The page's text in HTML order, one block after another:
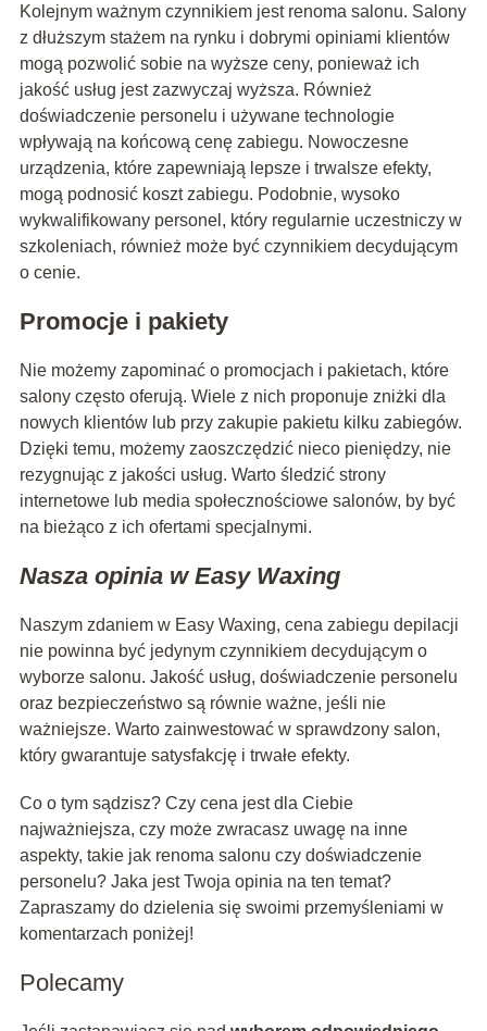
Kolejnym ważnym czynnikiem jest renoma salonu. Salony
z dłuższym stażem na rynku i dobrymi opiniami klientów
mogą pozwolić sobie na wyższe ceny, ponieważ ich
jakość usług jest zazwyczaj wyższa. Również
doświadczenie personelu i używane technologie
wpływają na końcową cenę zabiegu. Nowoczesne
urządzenia, które zapewniają lepsze i trwalsze efekty,
mogą podnosić koszt zabiegu. Podobnie, wysoko
wykwalifikowany personel, który regularnie uczestniczy w
szkoleniach, również może być czynnikiem decydującym
o cenie.
Promocje i pakiety
Nie możemy zapominać o promocjach i pakietach, które
salony często oferują. Wiele z nich proponuje zniżki dla
nowych klientów lub przy zakupie pakietu kilku zabiegów.
Dzięki temu, możemy zaoszczędzić nieco pieniędzy, nie
rezygnując z jakości usług. Warto śledzić strony
internetowe lub media społecznościowe salonów, by być
na bieżąco z ich ofertami specjalnymi.
Nasza opinia w Easy Waxing
Naszym zdaniem w Easy Waxing, cena zabiegu depilacji
nie powinna być jedynym czynnikiem decydującym o
wyborze salonu. Jakość usług, doświadczenie personelu
oraz bezpieczeństwo są równie ważne, jeśli nie
ważniejsze. Warto zainwestować w sprawdzony salon,
który gwarantuje satysfakcję i trwałe efekty.
Co o tym sądzisz? Czy cena jest dla Ciebie
najważniejsza, czy może zwracasz uwagę na inne
aspekty, takie jak renoma salonu czy doświadczenie
personelu? Jaka jest Twoja opinia na ten temat?
Zapraszamy do dzielenia się swoimi przemyśleniami w
komentarzach poniżej!
Polecamy